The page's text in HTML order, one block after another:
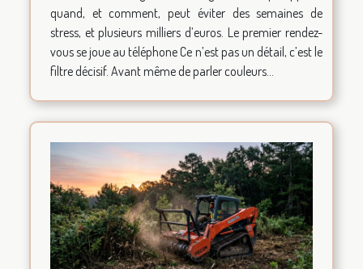
quand, et comment, peut éviter des semaines de
stress, et plusieurs milliers d’euros. Le premier rendez-
vous se joue au téléphone Ce n’est pas un détail, c’est le
filtre décisif. Avant même de parler couleurs...